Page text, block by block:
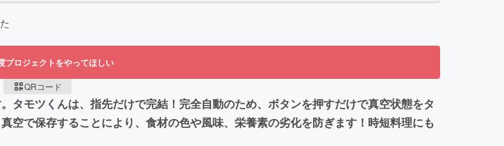
プロジェクトをやってほしい
QRコード
タモツくんは、指先だけで完結！完全自動のため、ボタンを押すだけで真空状態をタ
空で保存することにより、食材の色や風味、栄養素の劣化を防ぎます！時短料理にも